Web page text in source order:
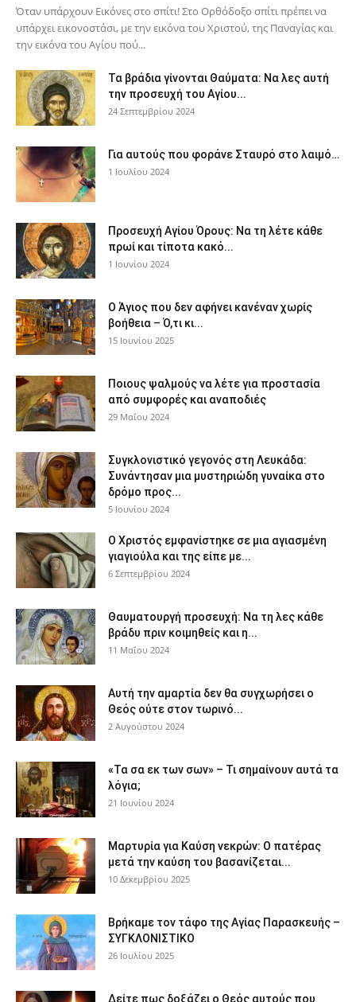
Όταν υπάρχουν Εικόνες στο σπίτι! Στο Ορθόδοξο σπίτι πρέπει να
υπάρχει εικονοστάσι, με την εικόνα του Χριστού, της Παν­αγίας και
την εικόνα του Αγίου πού...
Τα βράδια γίνονται Θαύματα: Να λες αυτή
την προσευχή του Αγίου...
24 Σεπτεμβρίου 2024
Για αυτούς που φοράνε Σταυρό στο λαιμό…
1 Ιουλίου 2024
Προσευχή Αγίου Όρους: Να τη λέτε κάθε
πρωί και τίποτα κακό...
1 Ιουνίου 2024
Ο Άγιος που δεν αφήνει κανέναν χωρίς
βοήθεια – Ό,τι κι...
15 Ιουνίου 2025
Ποιους ψαλμούς να λέτε για προστασία
από συμφορές και αναποδιές
29 Μαΐου 2024
Συγκλονιστικό γεγονός στη Λευκάδα:
Συνάντησαν μια μυστηριώδη γυναίκα στο
δρόμο προς...
5 Ιουνίου 2024
Ο Χριστός εμφανίστηκε σε μια αγιασμένη
γιαγιούλα και της είπε με...
6 Σεπτεμβρίου 2024
Θαυματουργή προσευχή: Να τη λες κάθε
βράδυ πριν κοιμηθείς και η...
11 Μαΐου 2024
Αυτή την αμαρτία δεν θα συγχωρήσει ο
Θεός ούτε στον τωρινό...
2 Αυγούστου 2024
«Τα σα εκ των σων» – Τι σημαίνουν αυτά τα
λόγια;
21 Ιουνίου 2024
Μαρτυρία για Καύση νεκρών: Ο πατέρας
μετά την καύση του βασανίζεται...
10 Δεκεμβρίου 2025
Βρήκαμε τον τάφο της Αγίας Παρασκευής –
ΣΥΓΚΛΟΝΙΣΤΙΚΟ
26 Ιουλίου 2025
Δείτε πως δοξάζει ο Θεός αυτούς που